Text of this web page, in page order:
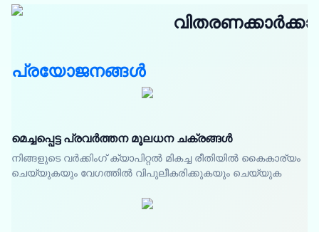
പ്രയോജനങ്ങൾ
മെച്ചപ്പെട്ട പ്രവർത്തന മൂലധന ചക്രങ്ങൾ
നിങ്ങളുടെ വർക്കിംഗ് ക്യാപിറ്റൽ മികച്ച രീതിയിൽ കൈകാര്യം
ചെയ്യുകയും വേഗത്തിൽ വിപുലീകരിക്കുകയും ചെയ്യുക